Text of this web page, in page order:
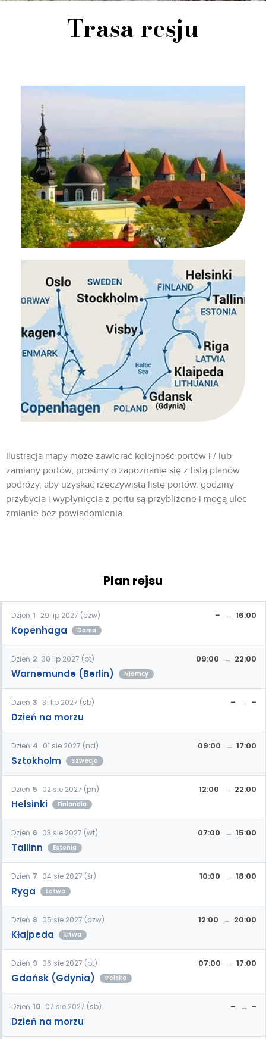
Trasa resju
Ilustracja mapy może zawierać kolejność portów i / lub
zamiany portów, prosimy o zapoznanie się z listą planów
podróży, aby uzyskać rzeczywistą listę portów. godziny
przybycia i wypłynięcia z portu są przybliżone i mogą ulec
zmianie bez powiadomienia.
Plan rejsu
Dzień 1 29 lip 2027 (czw)
Kopenhaga Dania
– 16:00
Dzień 2 30 lip 2027 (pt)
Warnemunde (Berlin) Niemcy
09:00 22:00
Dzień 3 31 lip 2027 (sb)
Dzień na morzu
– –
Dzień 4 01 sie 2027 (nd)
Sztokholm Szwecja
09:00 17:00
Dzień 5 02 sie 2027 (pn)
Helsinki Finlandia
12:00 22:00
Dzień 6 03 sie 2027 (wt)
Tallinn Estonia
07:00 15:00
Dzień 7 04 sie 2027 (śr)
Ryga Łotwa
10:00 18:00
Dzień 8 05 sie 2027 (czw)
Kłajpeda Litwa
12:00 20:00
Dzień 9 06 sie 2027 (pt)
Gdańsk (Gdynia) Polska
07:00 17:00
Dzień 10 07 sie 2027 (sb)
Dzień na morzu
– –